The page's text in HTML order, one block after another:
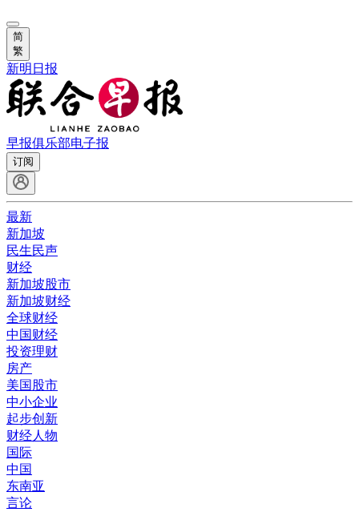
简
繁
新明日报
早报俱乐部电子报
订阅
最新
新加坡
民生民声
财经
新加坡股市
新加坡财经
全球财经
中国财经
投资理财
房产
美国股市
中小企业
起步创新
财经人物
国际
中国
东南亚
言论